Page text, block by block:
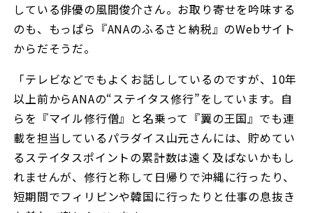
している俳優の風間俊介さん。お取り寄せを吟味する
のも、もっぱら『ANAのふるさと納税』のWebサイト
からだそうだ。
「テレビなどでもよくお話ししているのですが、10年
以上前からANAの“ステイタス修行”をしています。自
らを『マイル修行僧』と名乗って『翼の王国』でも連
載を担当しているパラダイス山元さんには、貯めてい
るステイタスポイントの累計数は遠く及ばないかもし
れませんが、修行と称して日帰りで沖縄に行ったり、
短期間でフィリピンや韓国に行ったりと仕事の息抜き